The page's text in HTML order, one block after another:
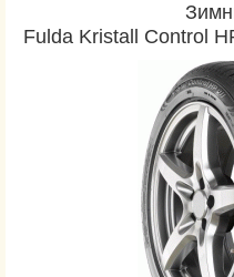
Fulda Kristall Control